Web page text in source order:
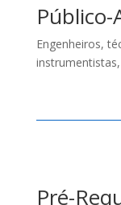
Público-
Engenheiros,
Pré-